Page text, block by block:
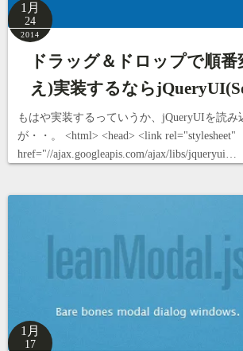
1月
24
2014
ドラッグ＆ドロップで順
え)実装するなら
もはや実装するっていうか、jQueryUIを読み
が・・。 <html> <head> <link rel="stylesheet"
href="//ajax.googleapis.com/ajax/libs/jqueryui…
1月
17